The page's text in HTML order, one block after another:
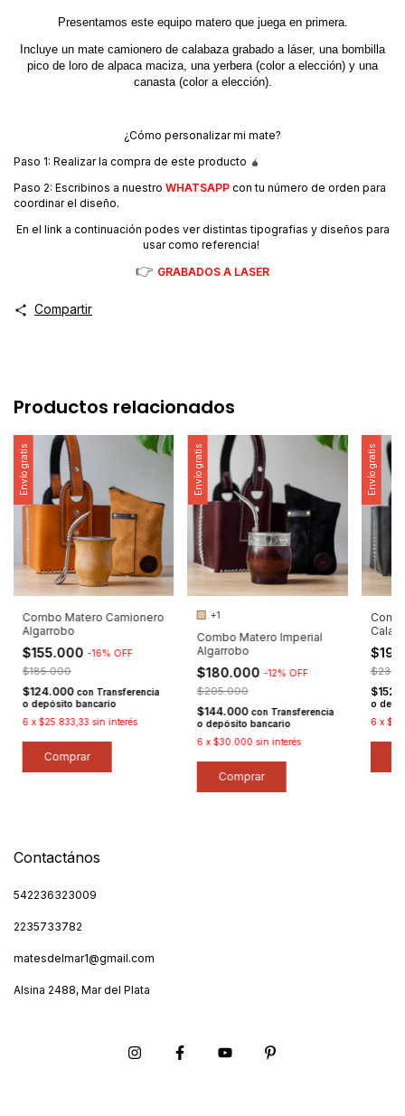
Presentamos este equipo matero que juega en primera.
Incluye un mate camionero de calabaza grabado a láser, una bombilla
pico de loro de alpaca maciza, una yerbera (color a elección) y una
canasta (color a elección).
¿Cómo personalizar mi mate?
Paso 1: Realizar la compra de este producto 🧉
Paso 2: Escribinos a nuestro WHATSAPP con tu número de orden para
coordinar el diseño.
En el link a continuación podes ver distintas tipografias y diseños para
usar como referencia!
👉 GRABADOS A LASER
Compartir
Productos relacionados
Envío gratis
Combo Matero Camionero
Algarrobo
$155.000 -16% OFF
$185.000
$124.000 con Transferencia
o depósito bancario
6 x $25.833,33 sin interés
Envío gratis
+1
Combo Matero Imperial
Algarrobo
$180.000 -12% OFF
$205.000
$144.000 con Transferencia
o depósito bancario
6 x $30.000 sin interés
Comprar
Envío gratis
o
6 x
Contactános
542236323009
2235733782
matesdelmar1@gmail.com
Alsina 2488, Mar del Plata